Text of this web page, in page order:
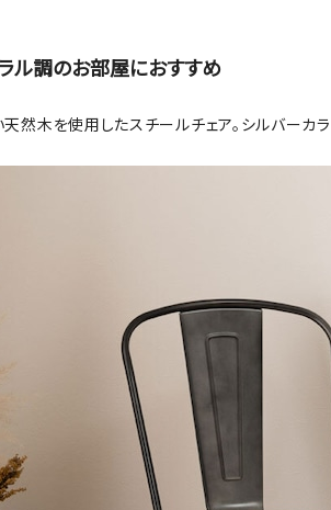
ル調のお部屋におすすめ
然木を使用したスチールチェア。シルバーカラ